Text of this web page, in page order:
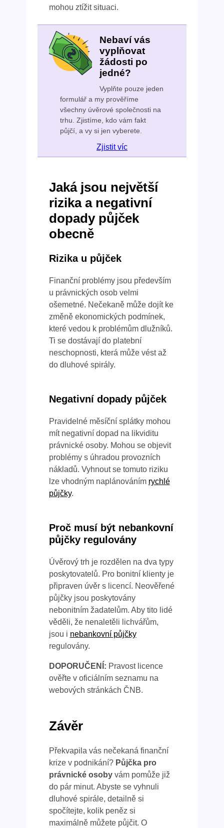
mohou ztížit situaci.
Nebaví vás
vyplňovat
žádosti po
jedné?
Vyplňte pouze jeden
formulář a my prověříme
všechny úvěrové společnosti na
trhu. Zjistíme, kdo vám fakt
půjčí, a vy si jen vyberete.
Zjistit víc
Jaká jsou největší
rizika a negativní
dopady půjček
obecně
Rizika u půjček
Finanční problémy jsou především
u právnických osob velmi
ošemetné. Nečekaně může dojít ke
změně ekonomických podmínek,
které vedou k problémům dlužníků.
Ti se dostávají do platební
neschopnosti, která může vést až
do dluhové spirály.
Negativní dopady půjček
Pravidelné měsíční splátky mohou
mít negativní dopad na likviditu
právnické osoby. Mohou se objevit
problémy s úhradou provozních
nákladů. Vyhnout se tomuto riziku
lze vhodným naplánováním rychlé
půjčky.
Proč musí být nebankovní
půjčky regulovány
Úvěrový trh je rozdělen na dva typy
poskytovatelů. Pro bonitní klienty je
připraven úvěr s licencí. Neověřené
půjčky jsou poskytovány
nebonitním žadatelům. Aby tito lidé
věděli, že nenaletěli lichvářům,
jsou i nebankovní půjčky
regulovány.
DOPORUČENÍ: Pravost licence
ověřte v oficiálním seznamu na
webových stránkách ČNB.
Závěr
Překvapila vás nečekaná finanční
krize v podnikání? Půjčka pro
právnické osobyvám pomůže již
do pár minut. Abyste se vyhnuli
dluhové spirále, detailně si
spočítejte, kolik peněz si
maximálně můžete půjčit. O